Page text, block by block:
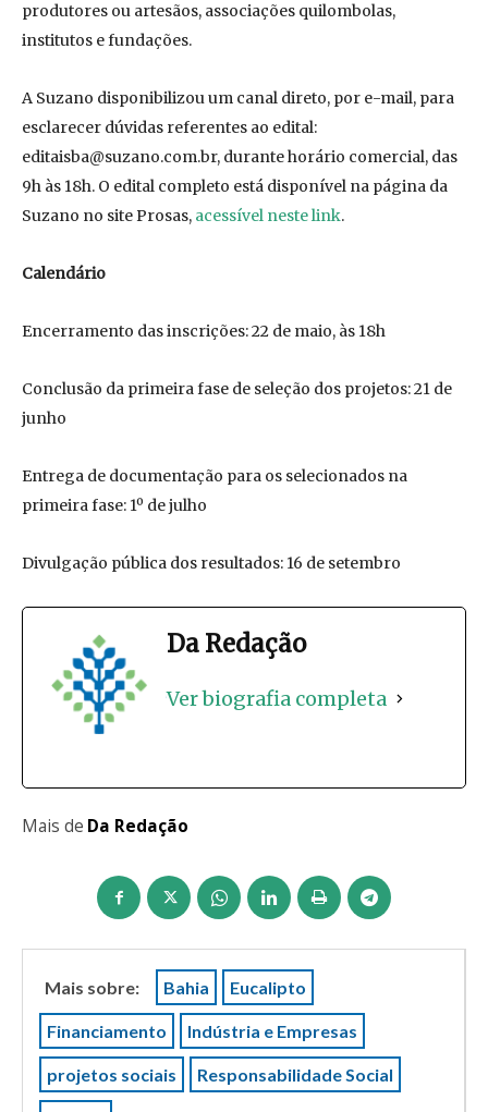
produtores ou artesãos, associações quilombolas,
institutos e fundações.
A Suzano disponibilizou um canal direto, por e-mail, para
esclarecer dúvidas referentes ao edital:
editaisba@suzano.com.br, durante horário comercial, das
9h às 18h. O edital completo está disponível na página da
Suzano no site Prosas, acessível neste link.
Calendário
Encerramento das inscrições: 22 de maio, às 18h
Conclusão da primeira fase de seleção dos projetos: 21 de
junho
Entrega de documentação para os selecionados na
primeira fase: 1º de julho
Divulgação pública dos resultados: 16 de setembro
Da Redação
Ver biografia completa
Mais de Da Redação
Mais sobre: Bahia Eucalipto
Financiamento Indústria e Empresas
projetos sociais Responsabilidade Social